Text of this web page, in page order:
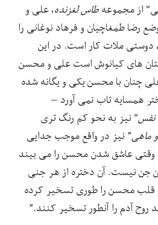
از مجموعهطاس لغزنده، علی و
رضا طمغاچیان و فرهاد نوغانی را
دوستی ملات کار است. در این
های کیانوش است علی و محسن
چنان با محسن یکی و یگانه شده
همسایه تاب نمی آورد –
نفس“ نیز به نحو کم رنگ تری
ماهی” نیز در واقع موجب جدایی
عاشق شدن محسن را می بیند
جن نیست. آن دختره از هر جنی
قلب محسن را طوری تسخیر کرده
آدم را آنطور تسخیر کنند.”